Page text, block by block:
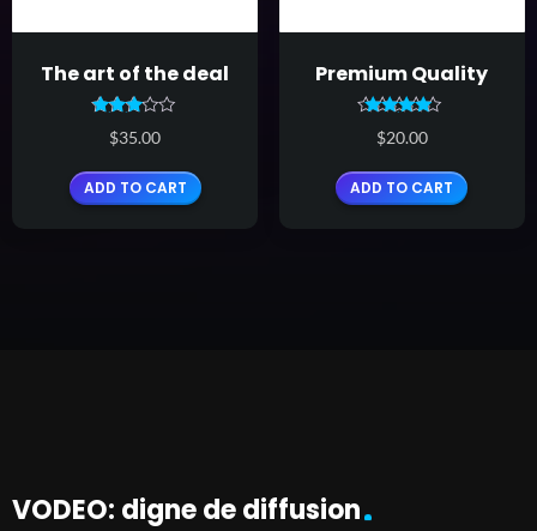
The art of the deal
Rated
3.00
5
$35.00
ADD TO CART
Premium Quality
Rated
4.50
$20.00
ADD TO CART
VODEO: digne de diffusion